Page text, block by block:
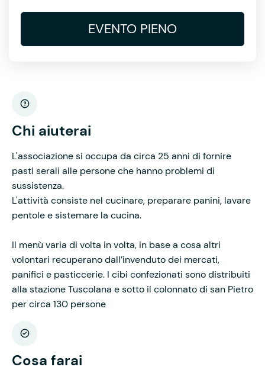
EVENTO PIENO
Chi aiuterai
L'associazione si occupa da circa 25 anni di fornire
pasti serali alle persone che hanno problemi di
sussistenza.
L'attività consiste nel cucinare, preparare panini, lavare
pentole e sistemare la cucina.
Il menù varia di volta in volta, in base a cosa altri
volontari recuperano dall’invenduto dei mercati,
panifici e pasticcerie. I cibi confezionati sono distribuiti
alla stazione Tuscolana e sotto il colonnato di san Pietro
per circa 130 persone
Cosa farai